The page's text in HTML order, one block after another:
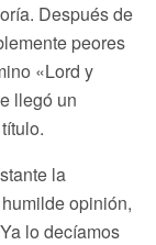
Después de
peores
«Lord y
llegó un
la
opinión,
lo decíamos